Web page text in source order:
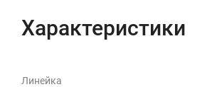
Характеристики
Линейка